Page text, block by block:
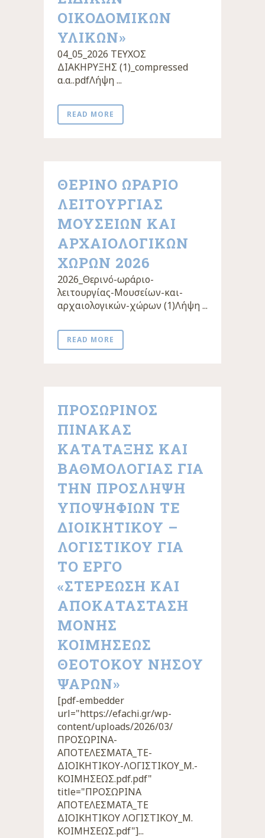
ΟΙΚΟΔΟΜΙΚΏΝ
ΥΛΙΚΏΝ»
04_05_2026 ΤΕΥΧΟΣ
ΔΙΑΚΗΡΥΞΗΣ (1)_compressed
α.α..pdfΛήψη ...
READ MORE
ΘΕΡΙΝΟ ΩΡΑΡΙΟ
ΛΕΙΤΟΥΡΓΙΑΣ
ΜΟΥΣΕΙΩΝ ΚΑΙ
ΑΡΧΑΙΟΛΟΓΙΚΩΝ
ΧΩΡΩΝ 2026
2026_Θερινό-ωράριο-
λειτουργίας-Μουσείων-και-
αρχαιολογικών-χώρων (1)Λήψη ...
READ MORE
ΠΡΟΣΩΡΙΝΟΣ
ΠΙΝΑΚΑΣ
ΚΑΤΑΤΑΞΗΣ ΚΑΙ
ΒΑΘΜΟΛΟΓΙΑΣ ΓΙΑ
ΤΗΝ ΠΡΟΣΛΗΨΗ
ΥΠΟΨΗΦΙΩΝ ΤΕ
ΔΙΟΙΚΗΤΙΚΟΥ –
ΛΟΓΙΣΤΙΚΟΥ ΓΙΑ
ΤΟ ΕΡΓΟ
«ΣΤΕΡΕΩΣΗ ΚΑΙ
ΑΠΟΚΑΤΑΣΤΑΣΗ
ΜΟΝΗΣ
ΚΟΙΜΗΣΕΩΣ
ΘΕΟΤΟΚΟΥ ΝΗΣΟΥ
ΨΑΡΩΝ»
[pdf-embedder
url="https://efachi.gr/wp-
content/uploads/2026/03/
ΠΡΟΣΩΡΙΝΑ-
ΑΠΟΤΕΛΕΣΜΑΤΑ_ΤΕ-
ΔΙΟΙΚΗΤΙΚΟΥ-ΛΟΓΙΣΤΙΚΟΥ_Μ.-
ΚΟΙΜΗΣΕΩΣ.pdf.pdf"
title="ΠΡΟΣΩΡΙΝΑ
ΑΠΟΤΕΛΕΣΜΑΤΑ_ΤΕ
ΔΙΟΙΚΗΤΙΚΟΥ ΛΟΓΙΣΤΙΚΟΥ_Μ.
ΚΟΙΜΗΣΕΩΣ.pdf"]...